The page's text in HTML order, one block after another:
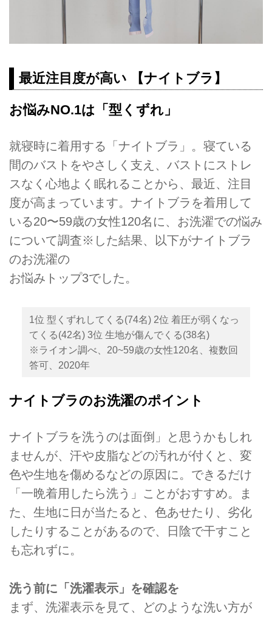
最近注目度が⾼い 【ナイトブラ】
お悩みNO.1は「型くずれ」
就寝時に着用する「ナイトブラ」。寝ている
間のバストをやさしく⽀え、バストにストレ
スなく⼼地よく眠れることから、最近、注目
度が高まっています。ナイトブラを着用して
いる20〜59歳の⼥性120名に、お洗濯での悩み
について調査※した結果、以下がナイトブラ
のお洗濯の
お悩みトップ3でした。
1位 型くずれしてくる(74名) 2位 着圧が弱くなっ
てくる(42名) 3位 ⽣地が傷んでくる(38名)
※ライオン調べ、20~59歳の⼥性120名、複数回
答可、2020年
ナイトブラのお洗濯のポイント
ナイトブラを洗うのは面倒」と思うかもしれ
ませんが、汗や皮脂などの汚れが付くと、変
⾊や生地を傷めるなどの原因に。できるだけ
「⼀晩着用したら洗う」ことがおすすめ。ま
た、生地に日が当たると、⾊あせたり、劣化
したりすることがあるので、日陰で⼲すこと
も忘れずに。
洗う前に「洗濯表示」を確認を
まず、洗濯表示を⾒て、どのような洗い方が